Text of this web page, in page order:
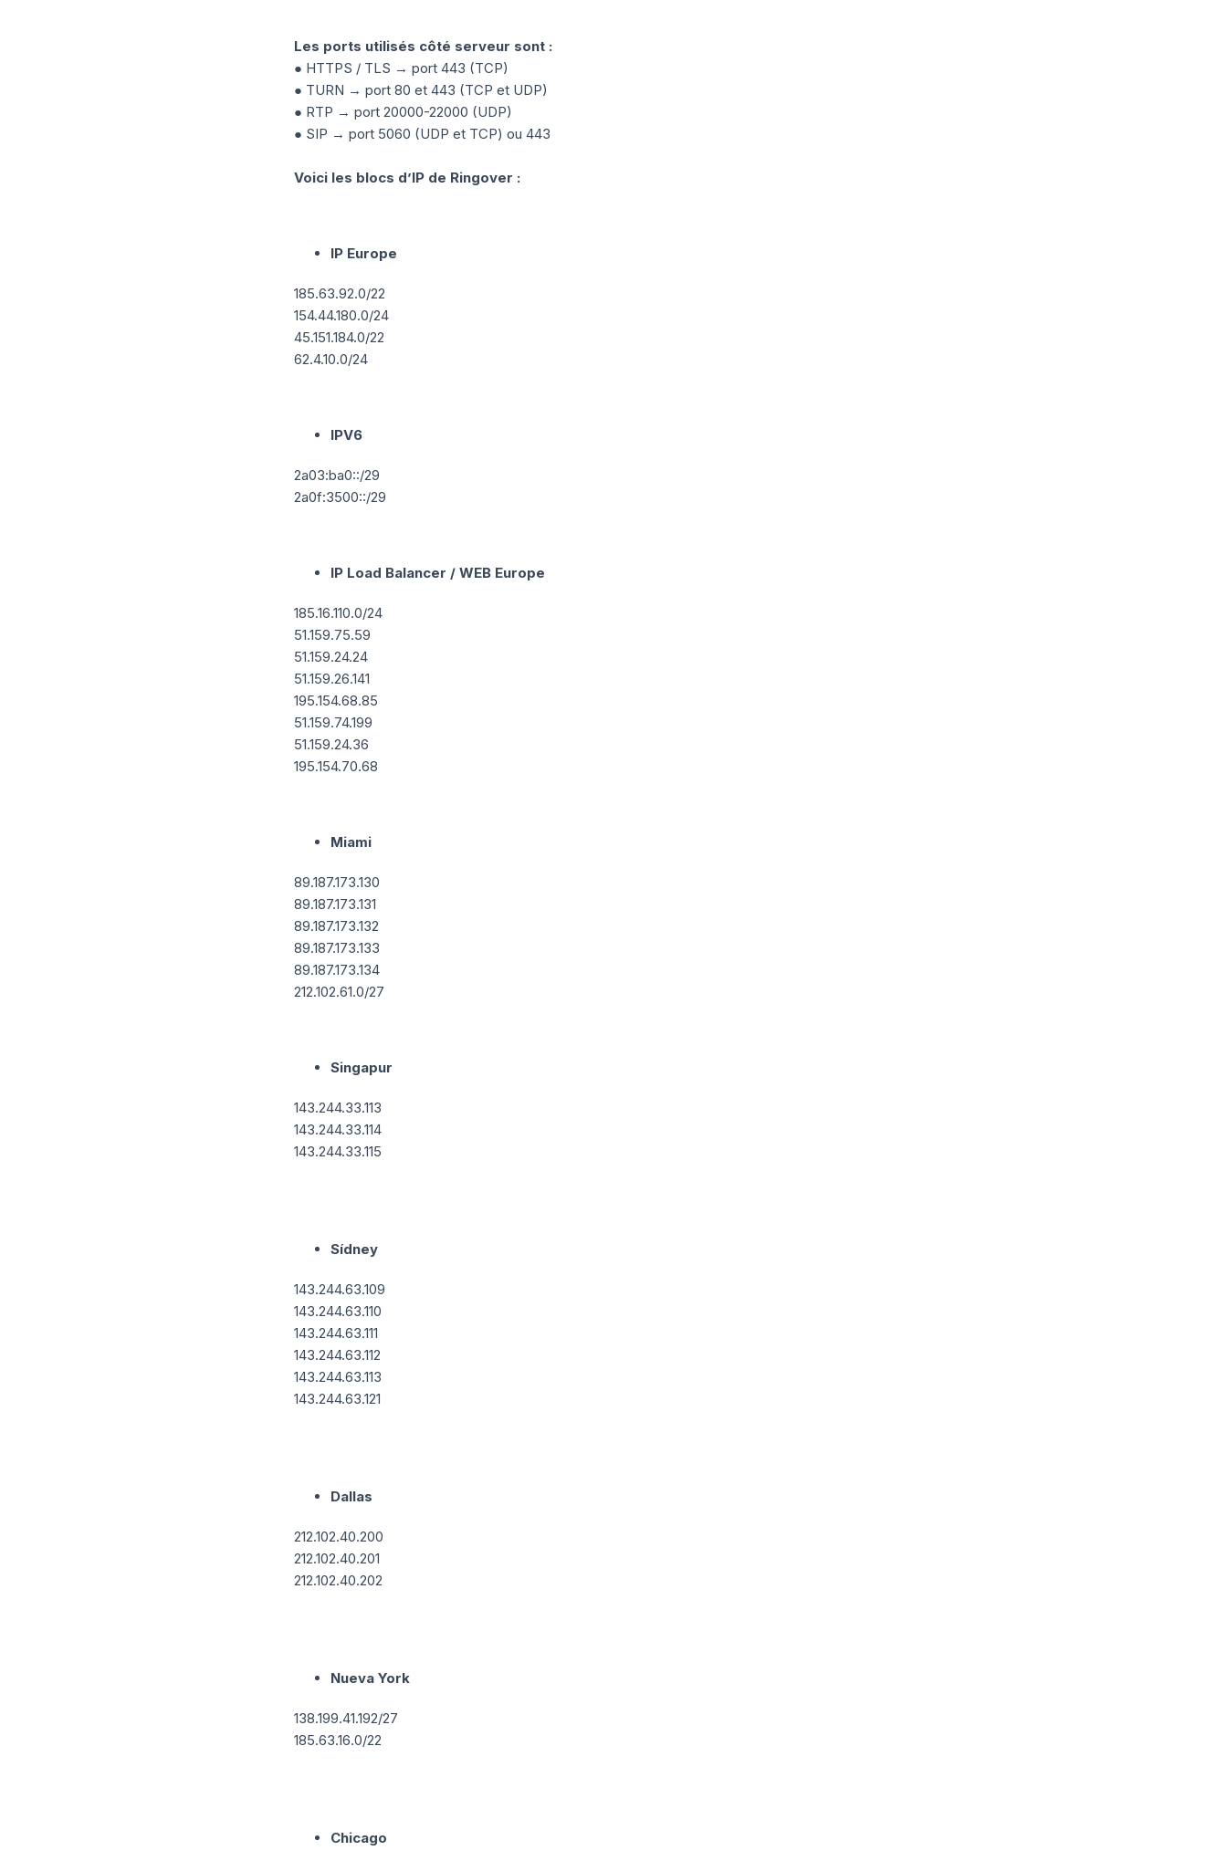
Les ports utilisés côté serveur sont :
● HTTPS / TLS → port 443 (TCP)
● TURN → port 80 et 443 (TCP et UDP)
● RTP → port 20000-22000 (UDP)
● SIP → port 5060 (UDP et TCP) ou 443
Voici les blocs d’IP de Ringover :
IP Europe
185.63.92.0/22
154.44.180.0/24
45.151.184.0/22
62.4.10.0/24
IPV6
2a03:ba0::/29
2a0f:3500::/29
IP Load Balancer / WEB Europe
185.16.110.0/24
51.159.75.59
51.159.24.24
51.159.26.141
195.154.68.85
51.159.74.199
51.159.24.36
195.154.70.68
Miami
89.187.173.130
89.187.173.131
89.187.173.132
89.187.173.133
89.187.173.134
212.102.61.0/27
Singapur
143.244.33.113
143.244.33.114
143.244.33.115
Sídney
143.244.63.109
143.244.63.110
143.244.63.111
143.244.63.112
143.244.63.113
143.244.63.121
Dallas
212.102.40.200
212.102.40.201
212.102.40.202
Nueva York
138.199.41.192/27
185.63.16.0/22
Chicago